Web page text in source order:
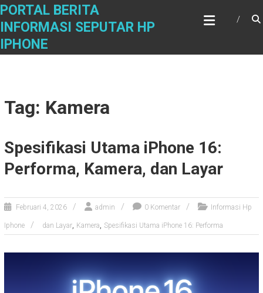
Skip
content
PORTAL BERITA
INFORMASI SEPUTAR HP
IPHONE
Tag: Kamera
Spesifikasi Utama iPhone 16:
Performa, Kamera, dan Layar
Februari 4, 2026 admin 0 Komentar Informasi Hp
Iphone dan Layar, Kamera, Spesifikasi Utama iPhone 16: Performa